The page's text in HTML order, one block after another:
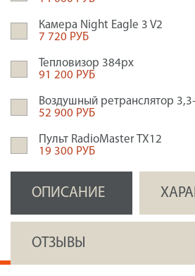
Камера Night Eagle 3 V2
7 720 РУБ
Тепловизор 384px
91 200 РУБ
Воздушный ретранслятор
52 900 РУБ
Пульт RadioMaster TX12
19 300 РУБ
ОПИСАНИЕ
ОТЗЫВЫ